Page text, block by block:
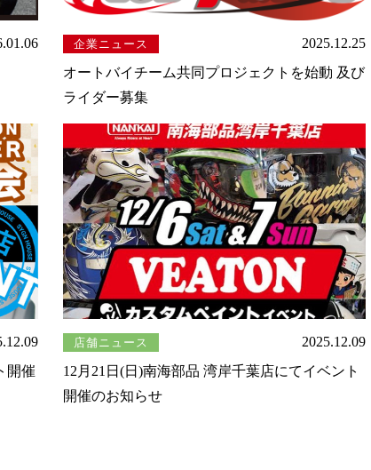
企業ニュース
2025.12.25
オートバイチーム共同プロジェクトを始動 及び
ライダー募集
開催
店舗ニュース
2025.12.09
12月21日(日)南海部品 湾岸千葉店にてイベント
開催のお知らせ